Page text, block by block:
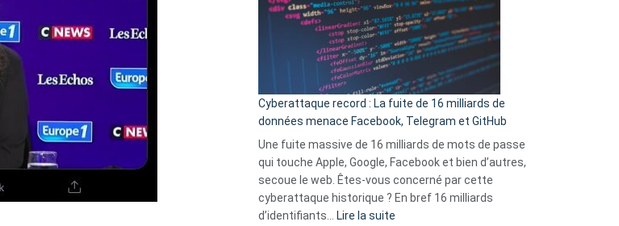
secondes
:
Le
Wrapped
Party
pour
comparer
vos
goûts
musicaux
avec
9
amis
Cyberattaque record : La fuite de 16 milliards de
données menace Facebook, Telegram et GitHub
Une fuite massive de 16 milliards de mots de passe
qui touche Apple, Google, Facebook et bien d’autres,
secoue le web. Êtes-vous concerné par cette
cyberattaque historique ? En bref 16 milliards
d’identifiants…
Lire la suite